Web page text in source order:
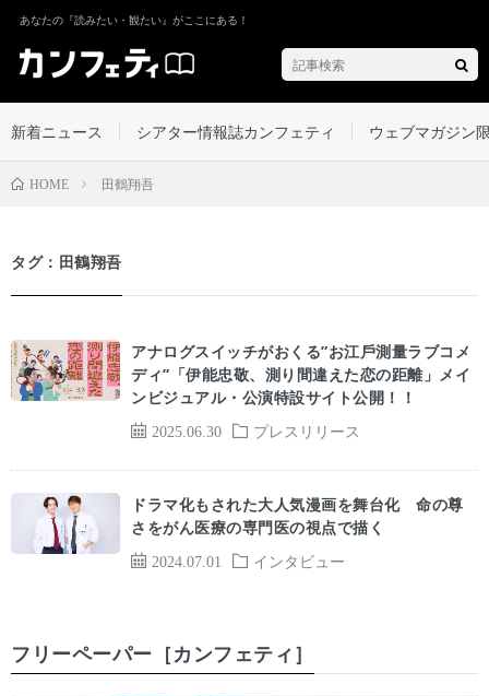
あなたの『読みたい・観たい』がここにある！
新着ニュース シアター情報誌カンフェティ ウェブマガジン
HOME 田鶴翔吾
タグ：田鶴翔吾
2025.06.30 プレスリリース
アナログスイッチがおくる”お江⼾測量ラブコメ
ディ”「伊能忠敬、測り間違えた恋の距離」メイ
ンビジュアル・公演特設サイト公開！！
2024.07.01 インタビュー
ドラマ化もされた大人気漫画を舞台化 命の尊
さをがん医療の専門医の視点で描く
フリーペーパー［カンフェティ］